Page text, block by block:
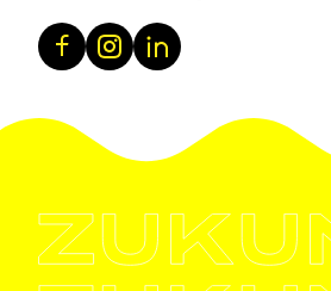
Facebook
Instagram
LinkedIn